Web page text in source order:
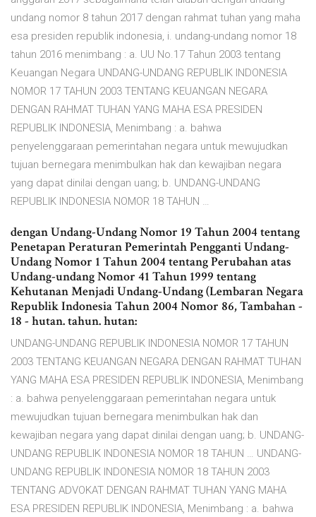
undang nomor 8 tahun 2017 dengan rahmat tuhan yang maha
esa presiden republik indonesia, i. undang-undang nomor 18
tahun 2016 menimbang : a. UU No.17 Tahun 2003 tentang
Keuangan Negara UNDANG-UNDANG REPUBLIK INDONESIA
NOMOR 17 TAHUN 2003 TENTANG KEUANGAN NEGARA
DENGAN RAHMAT TUHAN YANG MAHA ESA PRESIDEN
REPUBLIK INDONESIA, Menimbang : a. bahwa
penyelenggaraan pemerintahan negara untuk mewujudkan
tujuan bernegara menimbulkan hak dan kewajiban negara
yang dapat dinilai dengan uang; b. UNDANG-UNDANG
REPUBLIK INDONESIA NOMOR 18 TAHUN …
dengan Undang-Undang Nomor 19 Tahun 2004 tentang
Penetapan Peraturan Pemerintah Pengganti Undang-
Undang Nomor 1 Tahun 2004 tentang Perubahan atas
Undang-undang Nomor 41 Tahun 1999 tentang
Kehutanan Menjadi Undang-Undang (Lembaran Negara
Republik Indonesia Tahun 2004 Nomor 86, Tambahan -
18 - hutan. tahun. hutan:
UNDANG-UNDANG REPUBLIK INDONESIA NOMOR 17 TAHUN
2003 TENTANG KEUANGAN NEGARA DENGAN RAHMAT TUHAN
YANG MAHA ESA PRESIDEN REPUBLIK INDONESIA, Menimbang
: a. bahwa penyelenggaraan pemerintahan negara untuk
mewujudkan tujuan bernegara menimbulkan hak dan
kewajiban negara yang dapat dinilai dengan uang; b. UNDANG-
UNDANG REPUBLIK INDONESIA NOMOR 18 TAHUN … UNDANG-
UNDANG REPUBLIK INDONESIA NOMOR 18 TAHUN 2003
TENTANG ADVOKAT DENGAN RAHMAT TUHAN YANG MAHA
ESA PRESIDEN REPUBLIK INDONESIA, Menimbang : a. bahwa